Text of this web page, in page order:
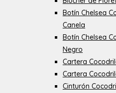
Botín Chelsea
Canela
Botín Chelsea
Negro
Cartera
Cartera
Cinturón